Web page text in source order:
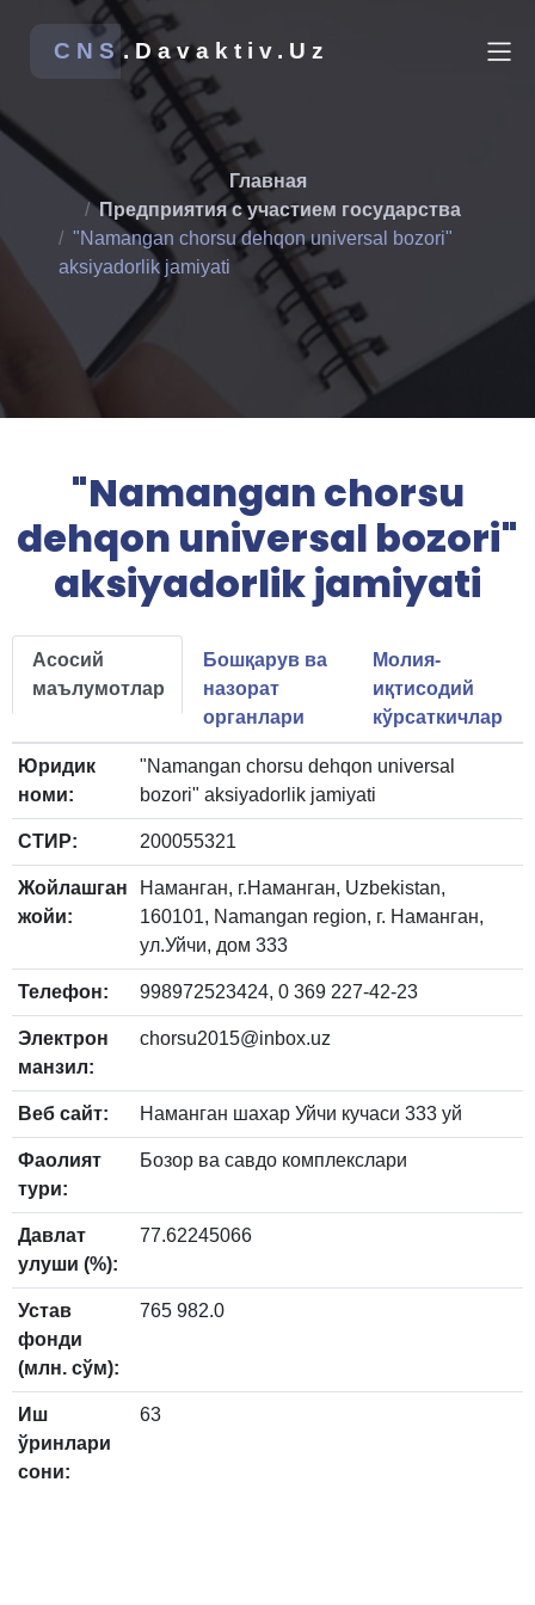
CNS.Davaktiv.Uz
Главная
Предприятия с участием государства
"Namangan chorsu dehqon universal bozori"
aksiyadorlik jamiyati
"Namangan chorsu
dehqon universal bozori"
aksiyadorlik jamiyati
Асосий
маълумотлар
Бошқарув ва
назорат
органлари
Молия-
иқтисодий
кўрсаткичлар
Юридик
номи:
"Namangan chorsu dehqon universal
bozori" aksiyadorlik jamiyati
СТИР: 200055321
Жойлашган
жойи:
Наманган, г.Наманган, Uzbekistan,
160101, Namangan region, г. Наманган,
ул.Уйчи, дом 333
Телефон: 998972523424, 0 369 227-42-23
Электрон
манзил:
chorsu2015@inbox.uz
Веб сайт: Наманган шахар Уйчи кучаси 333 уй
Фаолият
тури:
Бозор ва савдо комплекслари
Давлат
улуши (%):
77.62245066
Устав
фонди
(млн. сўм):
765 982.0
Иш
ўринлари
сони:
63